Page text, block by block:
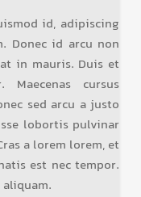
id, adipiscing
Donec id arcu non
in mauris. Duis et
cursus
sed arcu a justo
lobortis pulvinar
a lorem lorem, et
est nec tempor.